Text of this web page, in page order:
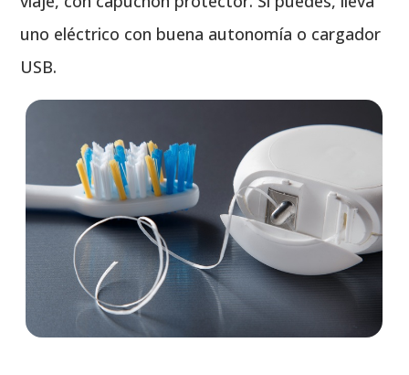
uno eléctrico con buena autonomía o cargador
USB.